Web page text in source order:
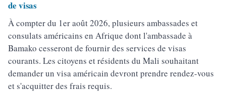
de visas
À compter du 1er août 2026, plusieurs ambassades et
consulats américains en Afrique dont l'ambassade à
Bamako cesseront de fournir des services de visas
courants. Les citoyens et résidents du Mali souhaitant
demander un visa américain devront prendre rendez-vous
et s'acquitter des frais requis.